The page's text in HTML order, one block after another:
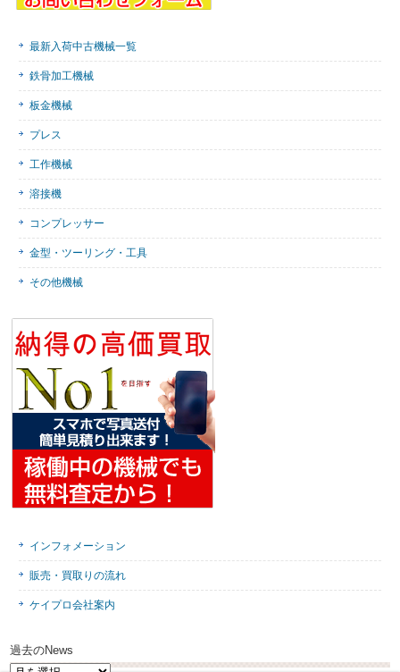
最新入荷中古機械一覧
鉄骨加工機械
板金機械
プレス
工作機械
溶接機
コンプレッサー
金型・ツーリング・工具
その他機械
インフォメーション
販売・買取りの流れ
ケイプロ会社案内
過去のNews